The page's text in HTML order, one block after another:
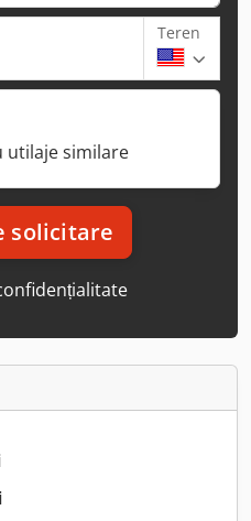
Teren
utilaje similare
solicitare